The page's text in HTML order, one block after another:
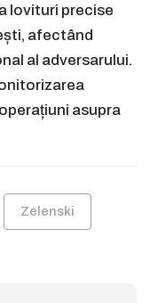
lovituri precise
afectând
al adversarului.
asupra
Zelenski